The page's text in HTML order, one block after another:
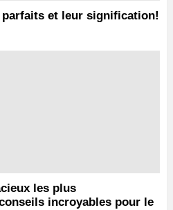
parfaits et leur signification!
les plus
incroyables pour le